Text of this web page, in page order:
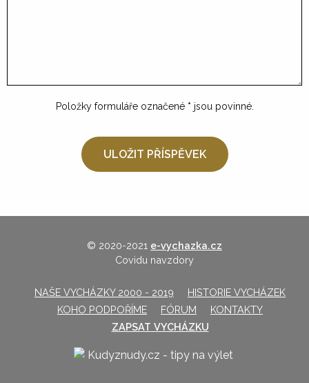
Položky formuláře označené * jsou povinné.
© 2020-2021 e-vychazka.cz
Covidu navzdory
NAŠE VYCHÁZKY 2000 - 2019
HISTORIE VYCHÁZEK
KOHO PODPOŘÍME
FÓRUM
KONTAKTY
ZAPSAT VYCHÁZKU